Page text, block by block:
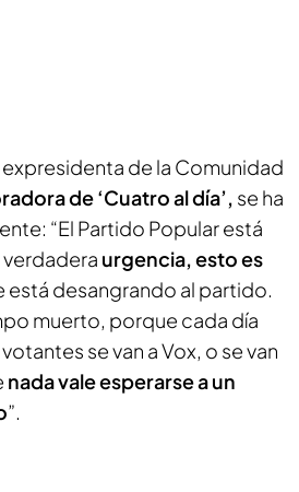
expresidenta de la Comunidad
de ‘Cuatro al día’, se ha
“El Partido Popular está
verdadera urgencia, esto es
está desangrando al partido.
muerto, porque cada día
se van a Vox, o se van
nada vale esperarse a un
”.